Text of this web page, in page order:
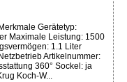
Gerätetyp:
Maximale Leistung: 1500
1.1 Liter
Artikelnummer:
360° Sockel: ja
Koch-W...